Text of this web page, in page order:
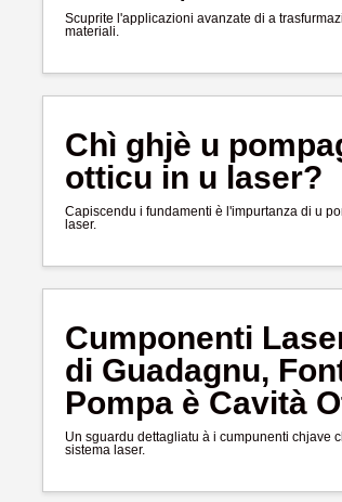
Scuprite l'applicazioni avanzate di a
materiali.
Chì ghjè u
otticu in u laser?
Capiscendu i fundamenti è l'impurtanza di u
laser.
Cumponenti
di Guadagnu,
Pompa è Cavità
Un sguardu dettagliatu à i cumpunenti chjave
sistema laser.